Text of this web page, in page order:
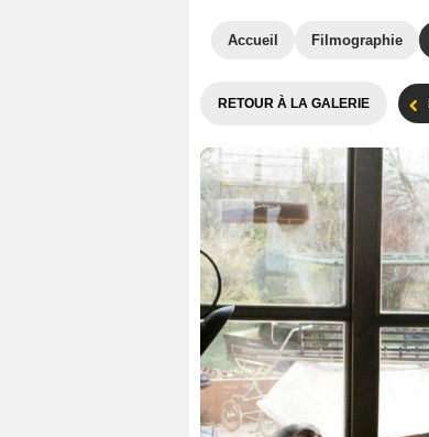
Accueil Filmographie
RETOUR À LA GALERIE